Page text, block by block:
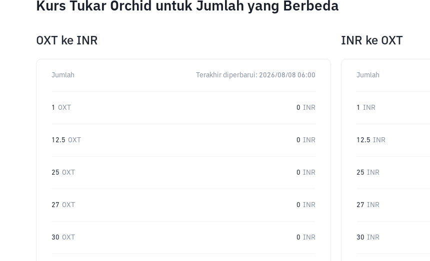
Kurs Tukar Orchid untuk Jumlah yang Berbeda
OXT ke INR
Jumlah Terakhir diperbarui: 2026/08/08 06:00
1 OXT 0 INR
12.5 OXT 0 INR
25 OXT 0 INR
27 OXT 0 INR
30 OXT 0 INR
INR ke OXT
Jumlah
1 INR
12.5 INR
25 INR
27 INR
30 INR